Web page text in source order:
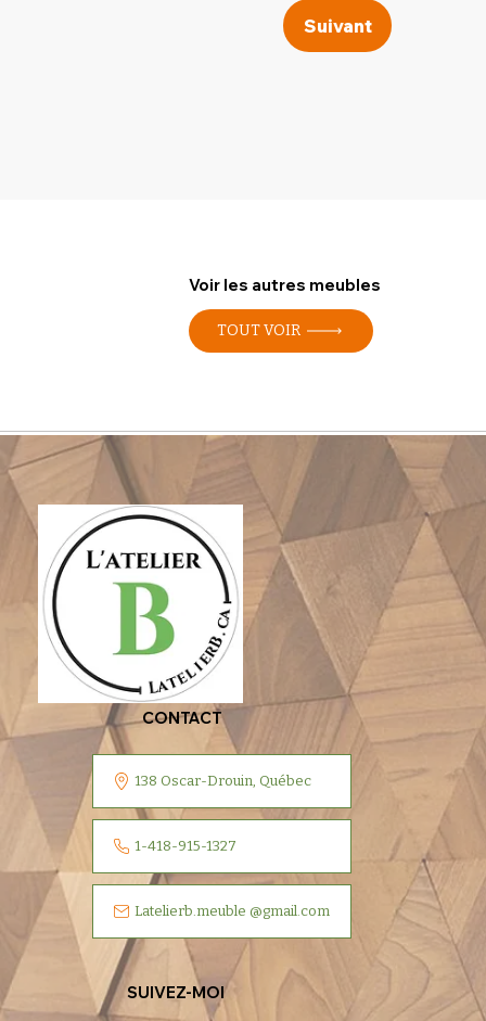
Suivant
Voir les autres meubles
TOUT VOIR
CONTACT
138 Oscar-Drouin, Québec
1-418-915-1327
Latelierb.meuble @gmail.com
SUIVEZ-MOI